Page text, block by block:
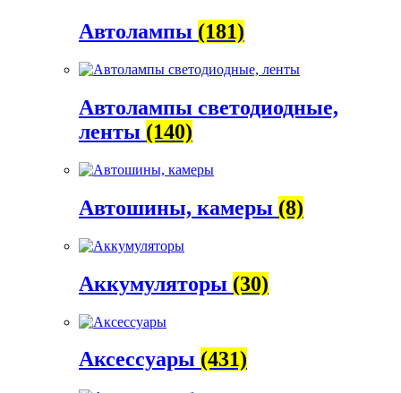
Автолампы (181)
Автолампы светодиодные,
ленты (140)
Автошины, камеры (8)
Аккумуляторы (30)
Аксессуары (431)